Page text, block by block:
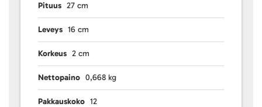
Pituus 27 cm
Leveys 16 cm
Korkeus 2 cm
Nettopaino 0,668 kg
Pakkauskoko 12